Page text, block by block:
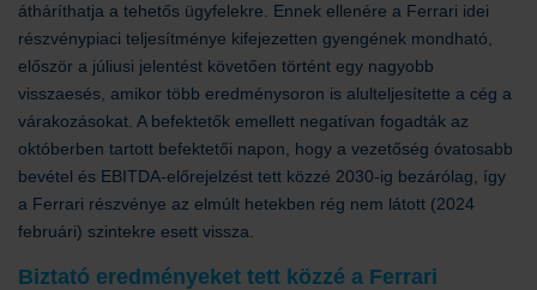
átháríthatja a tehetős ügyfelekre. Ennek ellenére a Ferrari idei
részvénypiaci teljesítménye kifejezetten gyengének mondható,
először a júliusi jelentést követően történt egy nagyobb
visszaesés, amikor több eredménysoron is alulteljesítette a cég a
várakozásokat. A befektetők emellett negatívan fogadták az
októberben tartott befektetői napon, hogy a vezetőség óvatosabb
bevétel és EBITDA-előrejelzést tett közzé 2030-ig bezárólag, így
a Ferrari részvénye az elmúlt hetekben rég nem látott (2024
februári) szintekre esett vissza.
Biztató eredményeket tett közzé a Ferrari